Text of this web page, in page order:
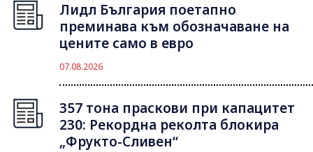
Лидл България поетапно
преминава към обозначаване на
цените само в евро
07.08.2026
357 тона праскови при капацитет
230: Рекордна реколта блокира
„Фрукто-Сливен“